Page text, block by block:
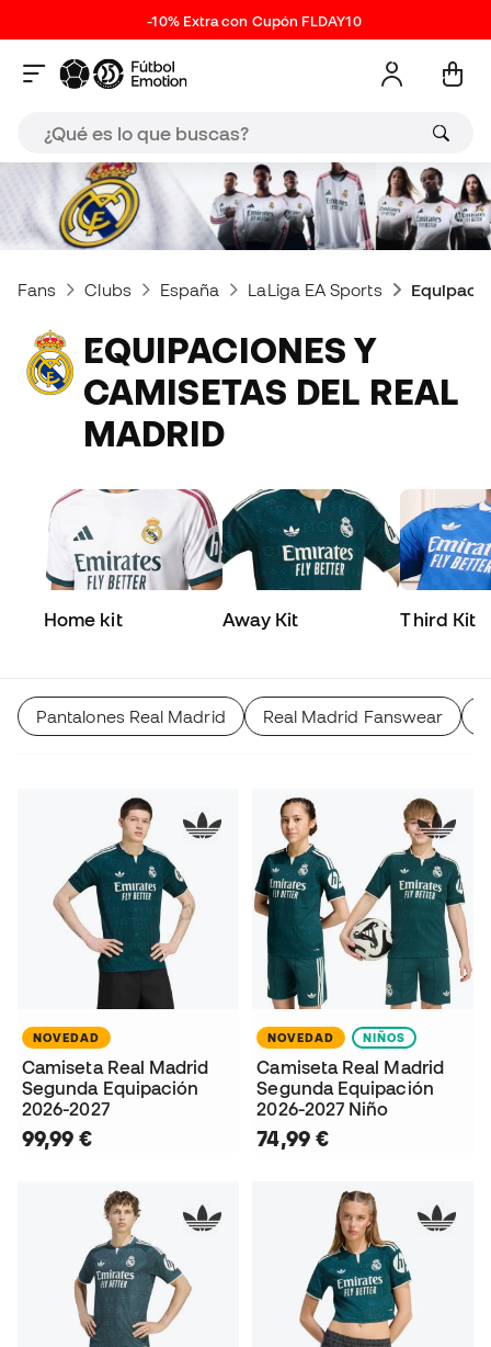
-10% Extra con Cupón FLDAY10
Fans Clubs España LaLiga EA Sports
EQUIPACIONES Y
CAMISETAS DEL REAL
MADRID
Home kit Away Kit Third Kit
Pantalones Real Madrid Real Madrid Fanswear
NOVEDAD
Camiseta Real Madrid
Segunda Equipación
2026-2027
99,99 €
NOVEDAD NIÑOS
Camiseta Real Madrid
Segunda Equipación
2026-2027 Niño
74,99 €